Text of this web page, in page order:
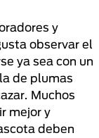
y
observar el
ya sea con un
de plumas
Muchos
mejor y
deben